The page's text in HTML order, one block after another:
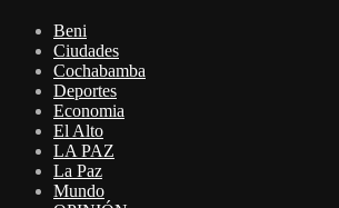
Beni
Ciudades
Cochabamba
Deportes
Economia
El Alto
LA PAZ
La Paz
Mundo